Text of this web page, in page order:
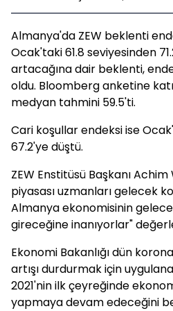
Almanya'da ZEW beklenti
Ocak'taki 61.8 seviyesinden
artacağına dair beklenti,
oldu. Bloomberg anketine
medyan tahmini 59.5'ti.
Cari koşullar endeksi ise
67.2'ye düştü.
ZEW Enstitüsü Başkanı
piyasası uzmanları gelecek
Almanya ekonomisinin
gireceğine inanıyorlar"
Ekonomi Bakanlığı dün
artışı durdurmak için
2021'nin ilk çeyreğinde
yapmaya devam edeceğini